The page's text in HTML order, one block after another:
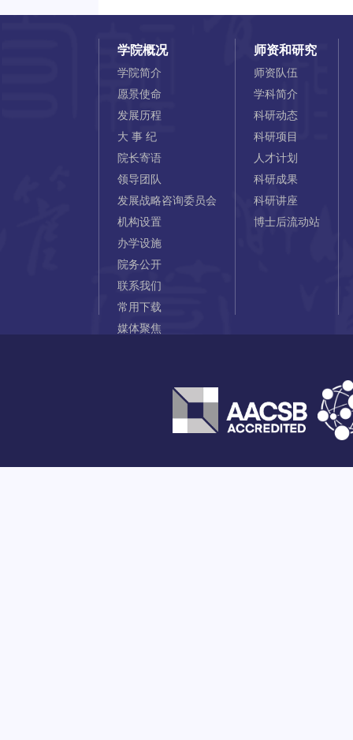
学院概况
学院简介
愿景使命
发展历程
大 事 纪
院长寄语
领导团队
发展战略咨询委员会
机构设置
办学设施
院务公开
联系我们
常用下载
媒体聚焦
师资和研究
师资队伍
学科简介
科研动态
科研项目
人才计划
科研成果
科研讲座
博士后流动站